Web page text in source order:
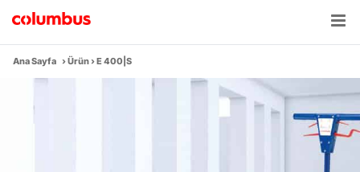
content
Ana Sayfa ›Ürün›E 400|S